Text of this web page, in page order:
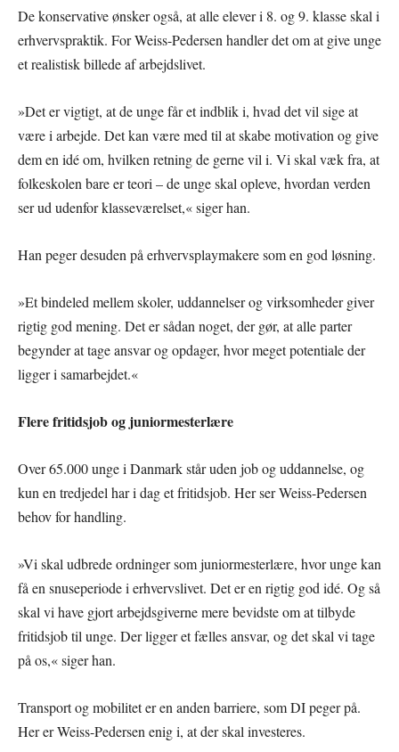
De konservative ønsker også, at alle elever i 8. og 9. klasse skal i
erhvervspraktik. For Weiss-Pedersen handler det om at give unge
et realistisk billede af arbejdslivet.
»Det er vigtigt, at de unge får et indblik i, hvad det vil sige at
være i arbejde. Det kan være med til at skabe motivation og give
dem en idé om, hvilken retning de gerne vil i. Vi skal væk fra, at
folkeskolen bare er teori – de unge skal opleve, hvordan verden
ser ud udenfor klasseværelset,« siger han.
Han peger desuden på erhvervsplaymakere som en god løsning.
»Et bindeled mellem skoler, uddannelser og virksomheder giver
rigtig god mening. Det er sådan noget, der gør, at alle parter
begynder at tage ansvar og opdager, hvor meget potentiale der
ligger i samarbejdet.«
Flere fritidsjob og juniormesterlære
Over 65.000 unge i Danmark står uden job og uddannelse, og
kun en tredjedel har i dag et fritidsjob. Her ser Weiss-Pedersen
behov for handling.
»Vi skal udbrede ordninger som juniormesterlære, hvor unge kan
få en snuseperiode i erhvervslivet. Det er en rigtig god idé. Og så
skal vi have gjort arbejdsgiverne mere bevidste om at tilbyde
fritidsjob til unge. Der ligger et fælles ansvar, og det skal vi tage
på os,« siger han.
Transport og mobilitet er en anden barriere, som DI peger på.
Her er Weiss-Pedersen enig i, at der skal investeres.